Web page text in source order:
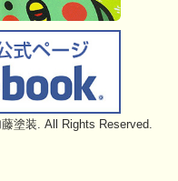
塗装. All Rights Reserved.